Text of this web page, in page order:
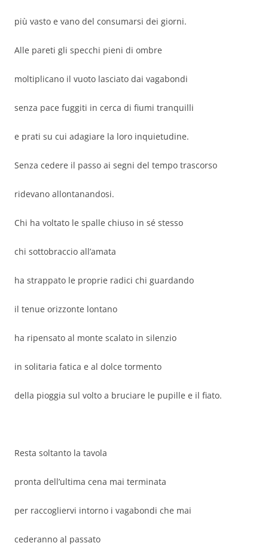
più vasto e vano del consumarsi dei giorni.
Alle pareti gli specchi pieni di ombre
moltiplicano il vuoto lasciato dai vagabondi
senza pace fuggiti in cerca di fiumi tranquilli
e prati su cui adagiare la loro inquietudine.
Senza cedere il passo ai segni del tempo trascorso
ridevano allontanandosi.
Chi ha voltato le spalle chiuso in sé stesso
chi sottobraccio all’amata
ha strappato le proprie radici chi guardando
il tenue orizzonte lontano
ha ripensato al monte scalato in silenzio
in solitaria fatica e al dolce tormento
della pioggia sul volto a bruciare le pupille e il fiato.
Resta soltanto la tavola
pronta dell’ultima cena mai terminata
per raccogliervi intorno i vagabondi che mai
cederanno al passato